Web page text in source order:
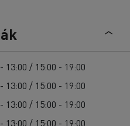
13:00 / 15:00 - 19:00
13:00 / 15:00 - 19:00
13:00 / 15:00 - 19:00
13:00 / 15:00 - 19:00